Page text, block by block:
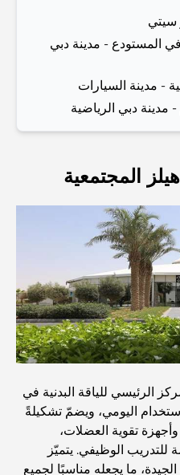
Best Hotels in Business
دليل شامل للعائلات
تجربة طعام استثنائية في دبي
لعام 2026
هيلز: اللياقة البدنية في أبهى
في المستودع - مدينة دبي
الرئيسي للياقة البدنية في
اليومي، ويضمّ تشكيلةً
تقوية العضلات،
الوظيفي. يتميّز
ما يجعله مناسبًا لجميع